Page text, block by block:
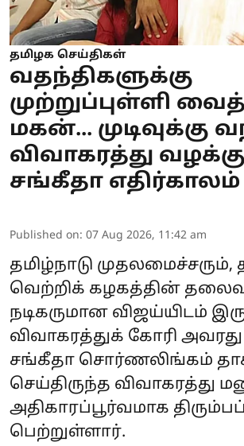
தமிழக செய்திகள்
வதந்திகளுக்கு
முற்றுப்புள்ளி
மகன்... முடிவுக்கு
விவாகரத்து
சங்கீதா
Published on: 07 Aug 2026, 11:42 am
தமிழ்நாடு முதலமைச்சரும்,
வெற்றிக் கழகத்தின்
நடிகருமான விஜய்யிடம்
விவாகரத்துக் கோரி
சங்கீதா சொர்ணலிங்கம்
செய்திருந்த விவாகரத்து
அதிகாரப்பூர்வமாக திரும்பப்
பெற்றுள்ளார்.